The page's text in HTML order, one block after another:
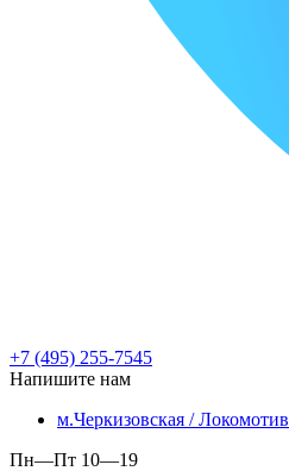
+7 (495) 255-7545
Напишите нам
м.Черкизовская / Локомотив
Пн—Пт 10—19